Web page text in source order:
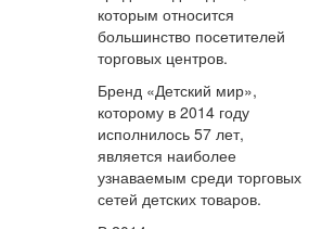
которым относится
большинство посетителей
торговых центров.
Бренд «Детский мир»,
которому в 2014 году
исполнилось 57 лет,
является наиболее
узнаваемым среди торговых
сетей детских товаров.